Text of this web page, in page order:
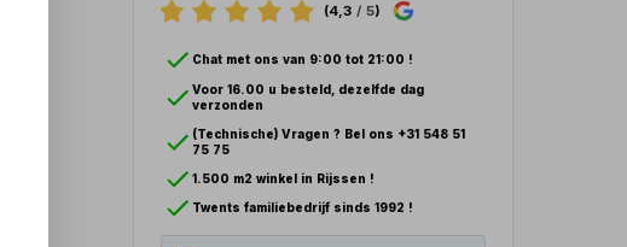
(4,3/ 5)
Chat met ons van 9:00 tot 21:00 !
Voor 16.00 u besteld, dezelfde dag
verzonden
(Technische) Vragen ? Bel ons +31 548 51
75 75
1.500 m2 winkel in Rijssen !
Twents familiebedrijf sinds 1992 !